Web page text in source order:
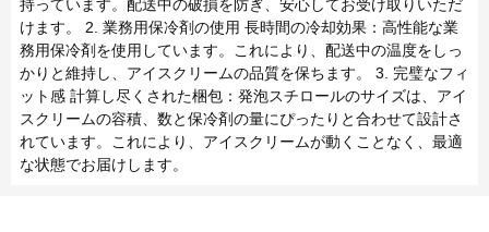
持っています。配送中の破損を防ぎ、安心してお受け取りいただ
けます。 2. 業務用保冷剤の使用 長時間の冷却効果：高性能な業
務用保冷剤を使用しています。これにより、配送中の温度をしっ
かりと維持し、アイスクリームの品質を保ちます。 3. 完璧なフィ
ット感 計算し尽くされた梱包：発泡スチロールのサイズは、アイ
スクリームの容積、数と保冷剤の量にぴったりと合わせて設計さ
れています。これにより、アイスクリームが動くことなく、最適
な状態でお届けします。